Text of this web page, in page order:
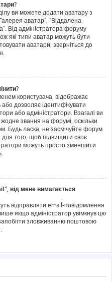
ви можете додати аватару з
аватар", "Віддалена
Від адміністратора форуму
які типи аватар можуть бути
аватари, зверніться до
користувача, відображає
або дозволяє ідентифікувати
або адміністратори. Взагалі ви
звання на форумі, оскільки
Будь ласка, не засмічуйте форум
того, щоб підвищити своє
можуть просто зменшити
від мене вимагається
відправляти email-повідомлення
якщо адміністратор увімкнув цю
зловживанню поштовою